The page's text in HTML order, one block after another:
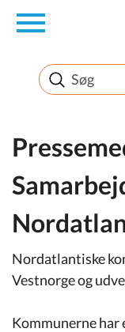
en
Borger
Erhverv
Politik
Turisme
Nordatlantiske
Vestnorge og
Kommunerne